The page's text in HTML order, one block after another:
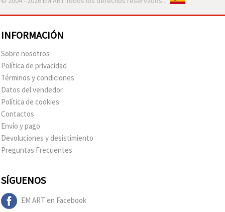
INFORMACIÓN
Sobre nosotros
Política de privacidad
Términos y condiciones
Datos del vendedor
Política de cookies
Contactos
Envío y pago
Devoluciones y desistimiento
Preguntas Frecuentes
SÍGUENOS
EM ART en Facebook